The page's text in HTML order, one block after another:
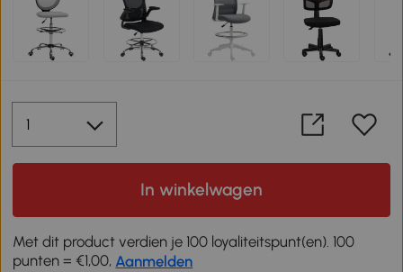
In winkelwagen
Met dit product verdien je 100 loyaliteitspunt(en). 100
punten = €1,00, Aanmelden